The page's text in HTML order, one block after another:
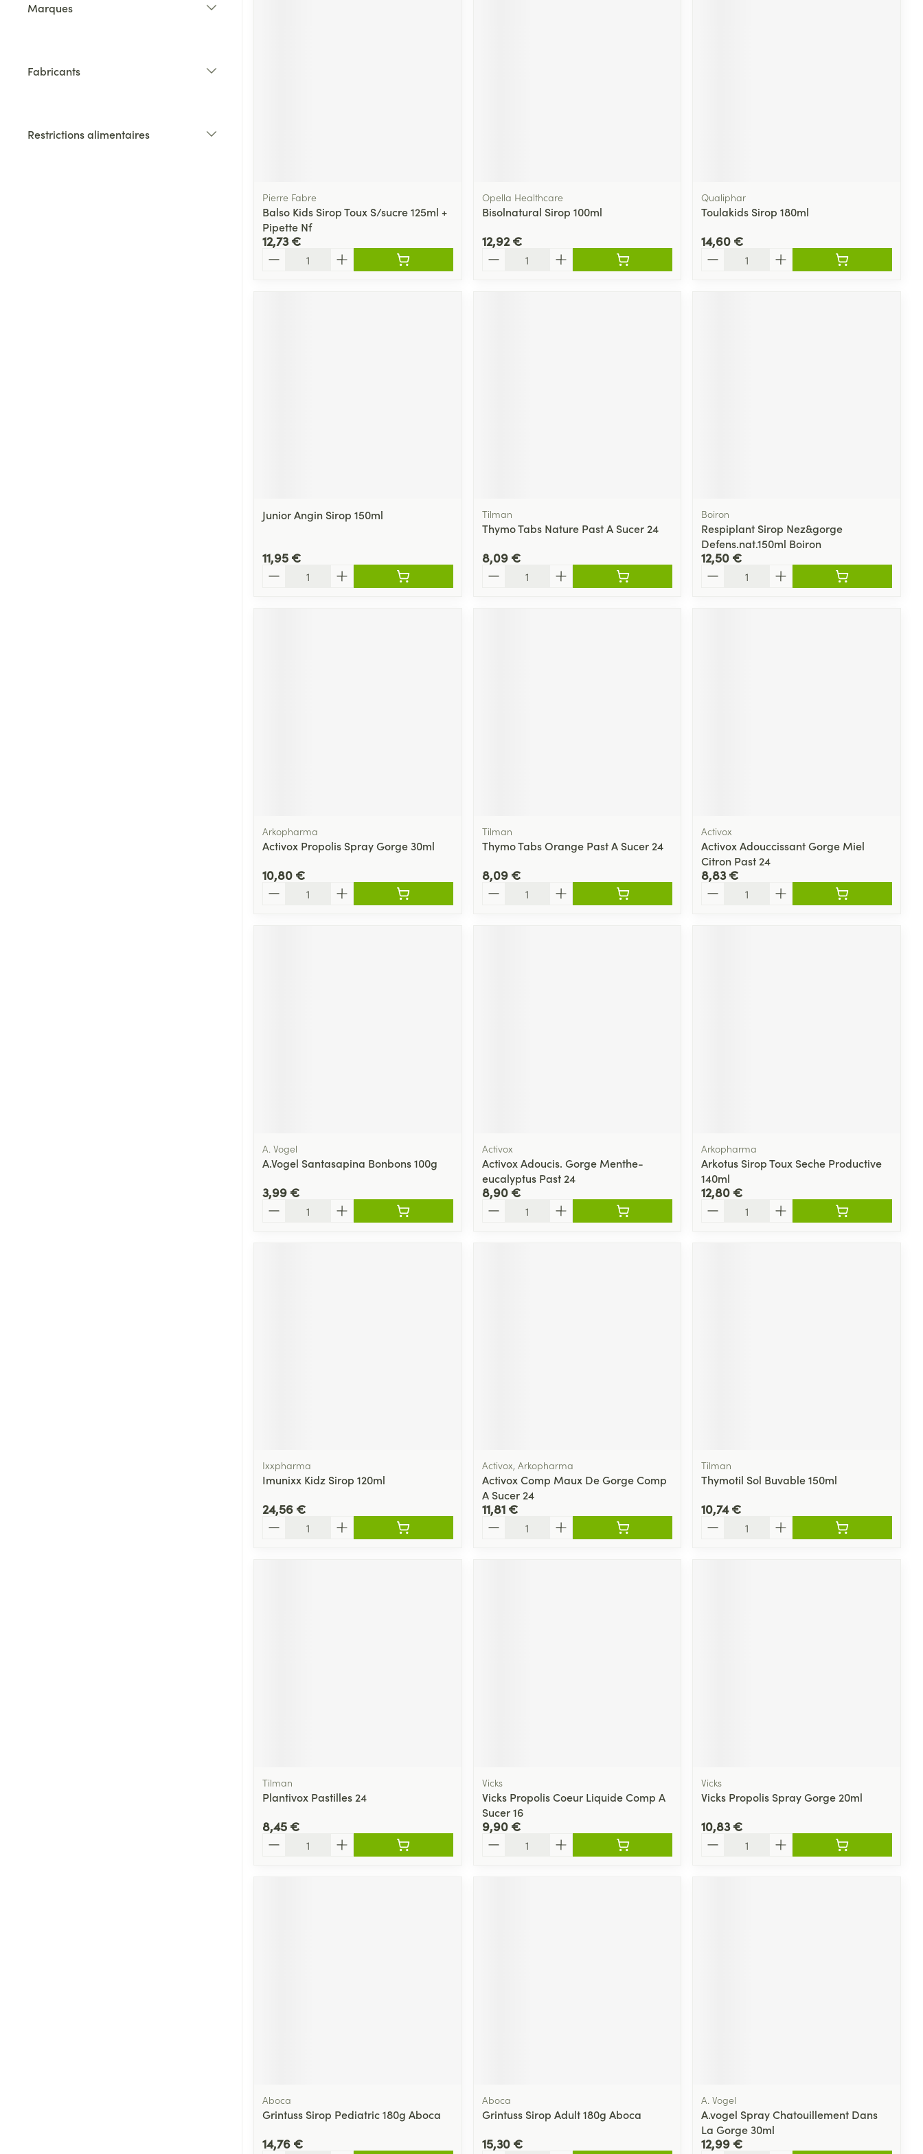
Marques
Fabricants
Restrictions alimentaires
Pierre Fabre
Balso Kids Sirop Toux S/sucre 125ml +
Pipette Nf
12,73 €
Opella Healthcare
Bisolnatural Sirop 100ml
12,92 €
Qualiphar
Toulakids Sirop 180ml
14,60 €
Junior Angin Sirop 150ml
11,95 €
Tilman
Thymo Tabs Nature Past A Sucer 24
8,09 €
Boiron
Respiplant Sirop Nez&gorge
Defens.nat.150ml Boiron
12,50 €
Arkopharma
Activox Propolis Spray Gorge 30ml
10,80 €
Tilman
Thymo Tabs Orange Past A Sucer 24
8,09 €
Activox
Activox Adouccissant Gorge Miel
Citron Past 24
8,83 €
A. Vogel
A.Vogel Santasapina Bonbons 100g
3,99 €
Activox
Activox Adoucis. Gorge Menthe-
eucalyptus Past 24
8,90 €
Arkopharma
Arkotus Sirop Toux Seche Productive
140ml
12,80 €
Ixxpharma
Imunixx Kidz Sirop 120ml
24,56 €
Activox, Arkopharma
Activox Comp Maux De Gorge Comp
A Sucer 24
11,81 €
Tilman
Thymotil Sol Buvable 150ml
10,74 €
Tilman
Plantivox Pastilles 24
8,45 €
Vicks
Vicks Propolis Coeur Liquide Comp A
Sucer 16
9,90 €
Vicks
Vicks Propolis Spray Gorge 20ml
10,83 €
Aboca
Grintuss Sirop Pediatric 180g Aboca
14,76 €
Aboca
Grintuss Sirop Adult 180g Aboca
15,30 €
A. Vogel
A.vogel Spray Chatouillement Dans
La Gorge 30ml
12,99 €